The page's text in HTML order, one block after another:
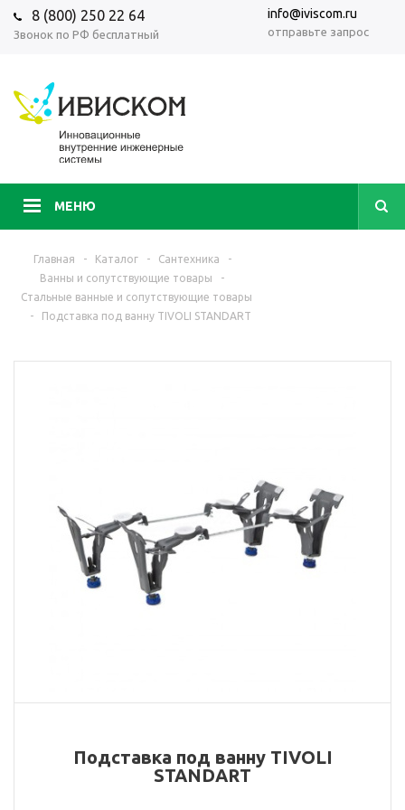
8 (800) 250 22 64
Звонок по РФ бесплатный
info@iviscom.ru
отправьте запрос
МЕНЮ
Главная - Каталог - Сантехника
-
Ванны и сопутствующие товары
-
Стальные ванные и сопутствующие товары
-
Подставка под ванну TIVOLI STANDART
Подставка под ванну TIVOLI
STANDART